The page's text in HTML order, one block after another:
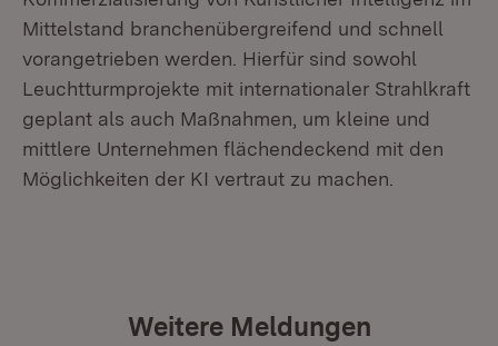
Mittelstand branchenübergreifend und schnell
vorangetrieben werden. Hierfür sind sowohl
Leuchtturmprojekte mit internationaler Strahlkraft
geplant als auch Maßnahmen, um kleine und
mittlere Unternehmen flächendeckend mit den
Möglichkeiten der KI vertraut zu machen.
Weitere Meldungen